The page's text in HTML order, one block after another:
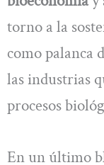
torno a la
como palanca
las industrias
procesos
En un último